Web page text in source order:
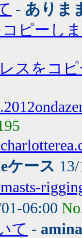
- ありま
ピーし
スをコ
ケース
06:00
て -